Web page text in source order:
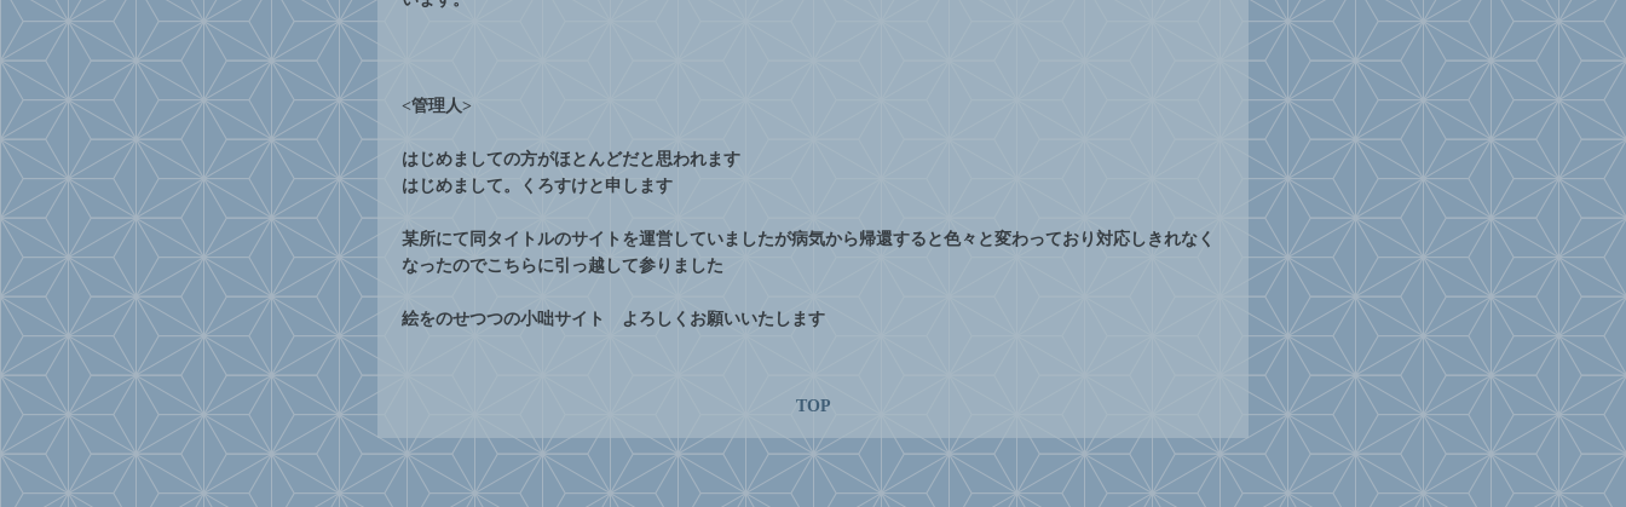
<管理人>
はじめましての方がほとんどだと思われます
はじめまして。くろすけと申します
某所にて同タイトルのサイトを運営していましたが病気から帰還すると色々と変わっており対応しきれなく
なったのでこちらに引っ越して参りました
絵をのせつつの小咄サイト よろしくお願いいたします
TOP